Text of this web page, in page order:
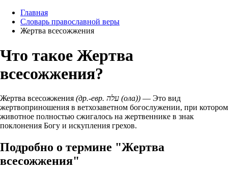
Главная
Словарь православной веры
Жертва всесожжения
Что такое Жертва
всесожжения?
Жертва всесожжения (др.-евр. עלה (ола)) — Это вид
жертвоприношения в ветхозаветном богослужении, при котором
животное полностью сжигалось на жертвеннике в знак
поклонения Богу и искупления грехов.
Подробно о термине "Жертва
всесожжения"